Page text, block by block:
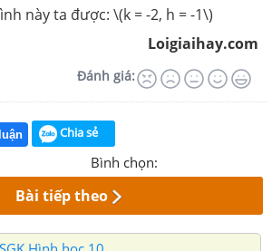
này ta được: \(k = -2, h = -1\)
Loigiaihay.com
Đánh giá:
Chia sẻ
Bình chọn:
Bài tiếp theo